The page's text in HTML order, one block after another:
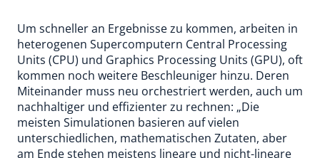
Um schneller an Ergebnisse zu kommen, arbeiten in
heterogenen Supercomputern Central Processing
Units (CPU) und Graphics Processing Units (GPU), oft
kommen noch weitere Beschleuniger hinzu. Deren
Miteinander muss neu orchestriert werden, auch um
nachhaltiger und effizienter zu rechnen: „Die
meisten Simulationen basieren auf vielen
unterschiedlichen, mathematischen Zutaten, aber
am Ende stehen meistens lineare und nicht-lineare